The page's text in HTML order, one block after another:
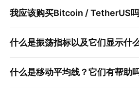
我应该购买Bitcoin / TetherUS
什么是振荡指标以及它们显示什
什么是移动平均线？它们有帮助